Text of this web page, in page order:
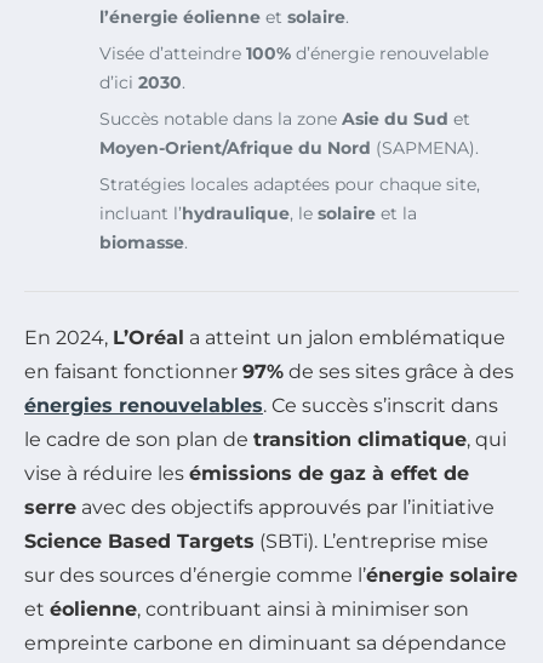
l’énergie éolienne et solaire.
Visée d’atteindre 100% d’énergie renouvelable
d’ici 2030.
Succès notable dans la zone Asie du Sud et
Moyen-Orient/Afrique du Nord (SAPMENA).
Stratégies locales adaptées pour chaque site,
incluant l’hydraulique, le solaire et la
biomasse.
En 2024, L’Oréal a atteint un jalon emblématique
en faisant fonctionner 97% de ses sites grâce à des
énergies renouvelables. Ce succès s’inscrit dans
le cadre de son plan de transition climatique, qui
vise à réduire les émissions de gaz à effet de
serre avec des objectifs approuvés par l’initiative
Science Based Targets (SBTi). L’entreprise mise
sur des sources d’énergie comme l’énergie solaire
et éolienne, contribuant ainsi à minimiser son
empreinte carbone en diminuant sa dépendance